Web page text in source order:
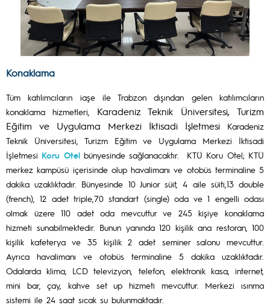
Konaklama
Tüm katılımcıların iaşe ile Trabzon dışından gelen katılımcıların
konaklama hizmetleri, Karadeniz Teknik Üniversitesi, Turizm
Eğitim ve Uygulama Merkezi İktisadi İşletmesi
Karadeniz
Teknik Üniversitesi, Turizm Eğitim ve Uygulama Merkezi İktisadi
İşletmesi Koru Otel bünyesinde sağlanacaktır. KTÜ Koru Otel; KTÜ
merkez kampüsü içerisinde olup havalimanı ve otobüs terminaline 5
dakika uzaklıktadır. Bünyesinde 10 Junior süit, 4 aile süiti,13 double
(french), 12 adet triple,70 standart (single) oda ve 1 engelli odası
olmak üzere 110 adet oda mevcuttur ve 245 kişiye konaklama
hizmeti sunabilmektedir. Bunun yanında 120 kişilik ana restoran, 100
kişilik kafeterya ve 35 kişilik 2 adet seminer salonu mevcuttur.
Ayrıca havalimanı ve otobüs terminaline 5 dakika uzaklıktadır.
Odalarda klima, LCD televizyon, telefon, elektronik kasa, internet,
mini bar, çay, kahve set up hizmeti mevcuttur. Merkezi ısınma
sistemi ile 24 saat sıcak su bulunmaktadır.